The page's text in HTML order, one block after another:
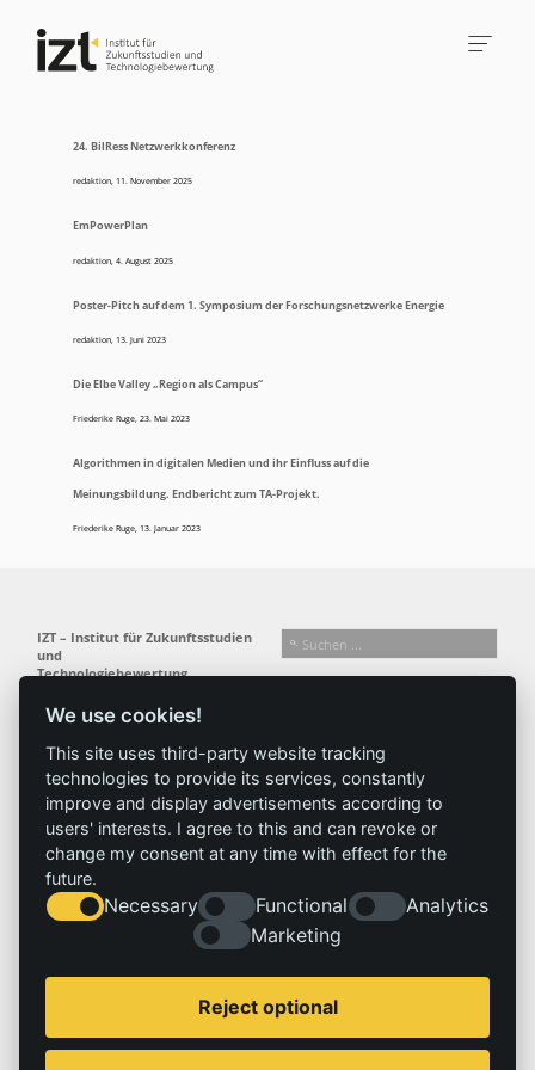
24. BilRess Netzwerkkonferenz
redaktion,11. November 2025
EmPowerPlan
redaktion ,4. August 2025
Poster-Pitch auf dem 1. Symposium der Forschungsnetzwerke Energie
redaktion,13. Juni 2023
Die Elbe Valley „Region als Campus“
Friederike Ruge,23. Mai 2023
Algorithmen in digitalen Medien und ihr Einfluss auf die
Meinungsbildung. Endbericht zum TA-Projekt.
Friederike Ruge,13. Januar 2023
We use cookies!
This site uses third-party website tracking
technologies to provide its services, constantly
improve and display advertisements according to
users' interests. I agree to this and can revoke or
change my consent at any time with effect for the
future.
Necessary Functional
Analytics
Marketing
Reject optional
IZT – Institut für Zukunftsstudien
und
Technologiebewertung
Busseallee 1 · 14163 Berlin
info@izt.de| www.izt.de
Institut
Profil
Team
Gremien
Forschung
Forschungsfelder
Referenz
Ergebnisse
Projekte
Aktuelles
News
Stellenangebote
Impressum
Impressum